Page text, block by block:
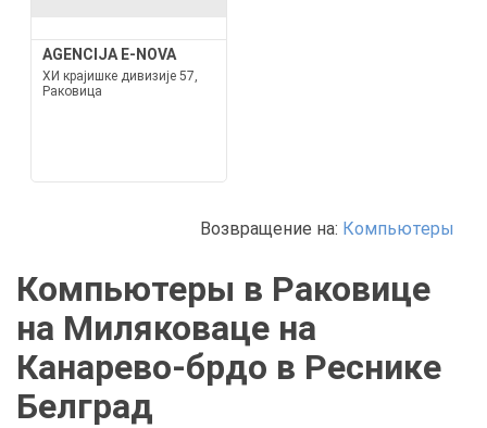
AGENCIJA E-NOVA
XИ крајишке дивизије 57,
Раковица
Возвращение на: Компьютеры
Компьютеры в Раковице
на Миляковаце на
Канарево-брдо в Реснике
Белград